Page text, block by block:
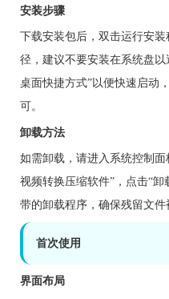
安装步骤
下载安装包后，双击运行安
径，建议不要安装在系统盘
桌面快捷方式”以便快速启动
可。
卸载方法
如需卸载，请进入系统控制面
视频转换压缩软件”，点击“
带的卸载程序，确保残留文件
首次使用
界面布局